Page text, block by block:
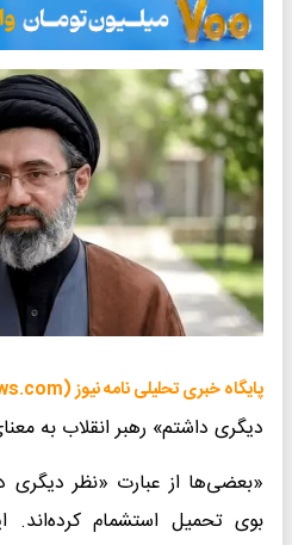
پایگاه خبری تحلیلی نامه نیوز (namehnews.com) :
دیگری داشتم» رهبر انقلاب به
«بعضی‌ها از عبارت «نظر دیگری
بوی تحمیل استشمام